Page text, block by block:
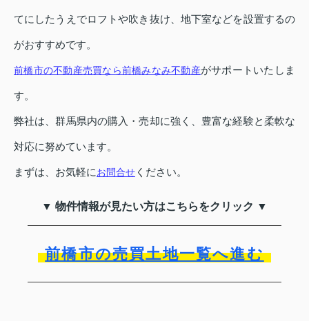
てにしたうえでロフトや吹き抜け、地下室などを設置するの
がおすすめです。
前橋市の不動産売買なら前橋みなみ不動産がサポートいたしま
す。
弊社は、群馬県内の購入・売却に強く、豊富な経験と柔軟な
対応に努めています。
まずは、お気軽にお問合せ ください。
▼ 物件情報が見たい方はこちらをクリック ▼
前橋市の売買土地一覧へ進む